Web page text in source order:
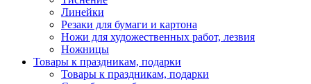
Линейки
Резаки для бумаги и картона
Ножи для художественных работ, лезвия
Ножницы
Товары к праздникам, подарки
Товары к праздникам, подарки